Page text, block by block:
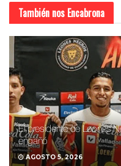
También nos Encabrona
El presidente de Leones
engañó
AGOSTO 5, 2026